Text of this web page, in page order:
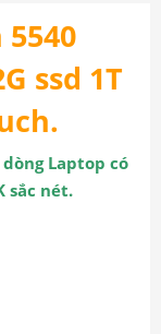
ssd 1T
dòng Laptop có
sắc nét.